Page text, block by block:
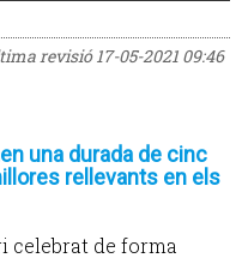
revisió17-05-2021 09:46
una durada de cinc
rellevants en els
celebrat de forma